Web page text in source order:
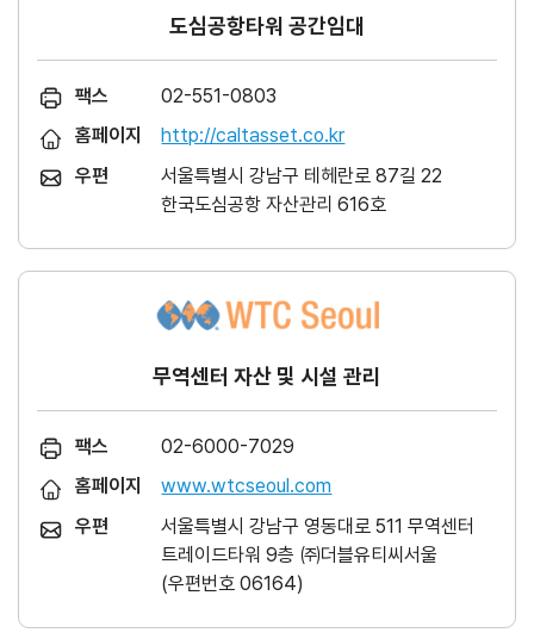
도심공항타워 공간임대
팩스
02-551-0803
홈페이지
http://caltasset.co.kr
우편
서울특별시 강남구 테헤란로 87길 22
한국도심공항 자산관리 616호
무역센터 자산 및 시설 관리
팩스
02-6000-7029
홈페이지
www.wtcseoul.com
우편
서울특별시 강남구 영동대로 511 무역센터
트레이드타워 9층 ㈜더블유티씨서울
(우편번호 06164)